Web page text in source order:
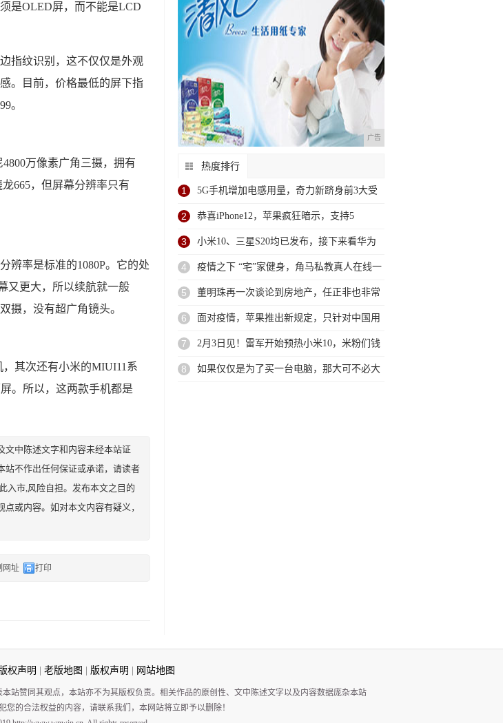
是OLED屏，而不能是LCD
指纹识别，这不仅仅是外观
。目前，价格最低的屏下指
。
万像素广角三摄，拥有
665，但屏幕分辨率只有
辨率是标准的1080P。它的处
又更大，所以续航就一般
摄，没有超广角镜头。
其次还有小米的MIUI11系
。所以，这两款手机都是
文中陈述文字和内容未经本站证
站不作出任何保证或承诺，请读者
入市,风险自担。发布本文之目的
或内容。如对本文内容有疑义，
网址 打印
广告
热度排行
1 5G手机增加电感用量，奇力新跻身前3大受
益
2 恭喜iPhone12，苹果疯狂暗示，支持5
3 小米10、三星S20均已发布，接下来看华为
4 疫情之下 “宅”家健身，角马私教真人在线一
5 董明珠再一次谈论到房地产，任正非也非常
支持
6 面对疫情，苹果推出新规定，只针对中国用
户，
7 2月3日见！雷军开始预热小米10，米粉们钱
8 如果仅仅是为了买一台电脑，那大可不必大
权声明 老版地图 版权声明 网站地图
站赞同其观点，本站亦不为其版权负责。相关作品的原创性、文中陈述文字以及内容数据庞杂本站
的合法权益的内容，请联系我们，本网站将立即予以删除！